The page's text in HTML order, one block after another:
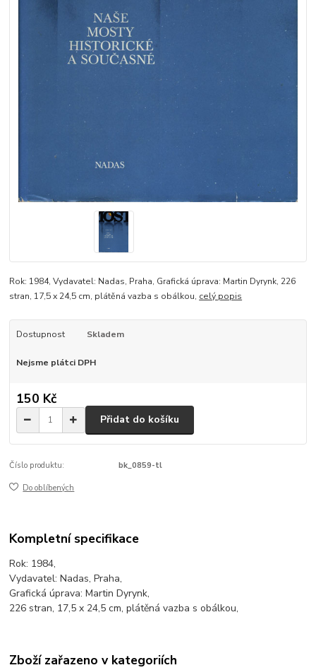
Rok: 1984, Vydavatel: Nadas, Praha, Grafická úprava: Martin Dyrynk, 226
stran, 17,5 x 24,5 cm, plátěná vazba s obálkou, celý popis
Dostupnost Skladem
Nejsme plátci DPH
150 Kč
Přidat do košíku
Číslo produktu: bk_0859-tl
Do oblíbených
Kompletní specifikace
Rok: 1984,
Vydavatel: Nadas, Praha,
Grafická úprava: Martin Dyrynk,
226 stran, 17,5 x 24,5 cm, plátěná vazba s obálkou,
Zboží zařazeno v kategoriích